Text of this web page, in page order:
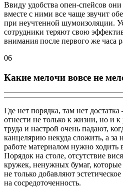
Ввиду удобства опен-спейсов
вместе с ними все чаще звучит
при неучтенной шумоизоляции.
сотрудники теряют свою
внимания после первого же часа
06
Какие мелочи вовсе не
Где нет порядка, там нет
отнести не только к жизни, но и
труда и настрой очень падают,
канцелярию некуда сложить, а
работе материалом нужно ходить
Порядок на столе, отсутствие
кружек, ненужных бумаг,
не только добавляют
на сосредоточенность.